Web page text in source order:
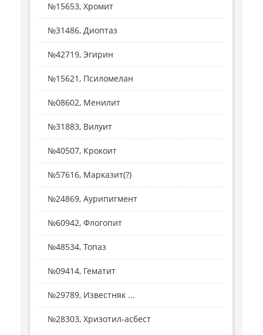
№15653, Хромит
№31486, Диоптаз
№42719, Эгирин
№15621, Псиломелан
№08602, Менилит
№31883, Вилуит
№40507, Крокоит
№57616, Марказит(?)
№24869, Аурипигмент
№60942, Флогопит
№48534, Топаз
№09414, Гематит
№29789, Известняк ...
№28303, Хризотил-асбест